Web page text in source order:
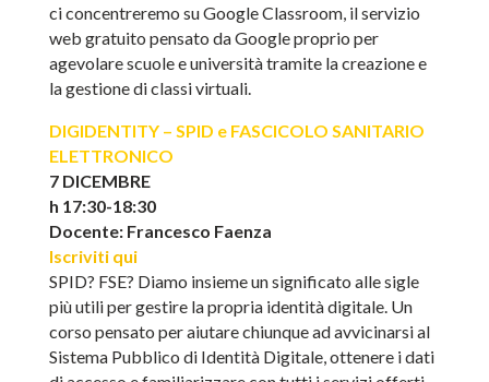
ci concentreremo su Google Classroom, il servizio
web gratuito pensato da Google proprio per
agevolare scuole e università tramite la creazione e
la gestione di classi virtuali.
DIGIDENTITY – SPID e FASCICOLO SANITARIO
ELETTRONICO
7 DICEMBRE
h 17:30-18:30
Docente: Francesco Faenza
Iscriviti qui
SPID? FSE? Diamo insieme un significato alle sigle
più utili per gestire la propria identità digitale. Un
corso pensato per aiutare chiunque ad avvicinarsi al
Sistema Pubblico di Identità Digitale, ottenere i dati